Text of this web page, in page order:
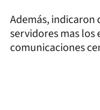
Además, indicaron
servidores mas los
comunicaciones